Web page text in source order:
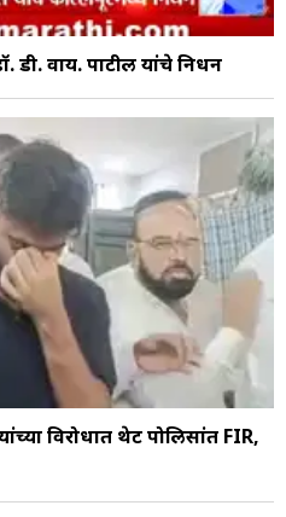
डी. वाय. पाटील यांचे निधन
विरोधात थेट पोलिसांत FIR,